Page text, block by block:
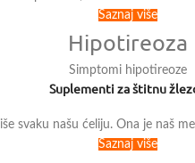
Saznaj više
Hipotireoza
Simptomi hipotireoze
Suplementi za štitnu
svaku našu ćeliju. Ona je naš
Saznaj više